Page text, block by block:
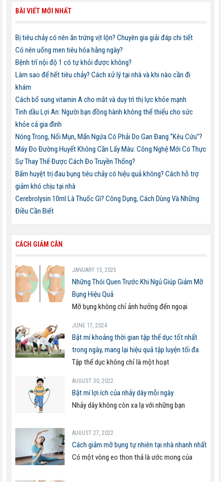
BÀI VIẾT MỚI NHẤT
Bị tiêu chảy có nên ăn trứng vịt lộn? Chuyên gia giải đáp chi tiết
Có nên uống men tiêu hóa hằng ngày?
Bệnh trĩ nội độ 1 có tự khỏi được không?
Làm sao để hết tiêu chảy? Cách xử lý tại nhà và khi nào cần đi
khám
Cách bổ sung vitamin A cho mắt và duy trì thị lực khỏe mạnh
Tinh dầu Lợi An: Người bạn đồng hành không thể thiếu cho sức
khỏe cả gia đình
Nóng Trong, Nổi Mụn, Mẩn Ngứa Có Phải Do Gan Đang “Kêu Cứu”?
Máy Đo Đường Huyết Không Cần Lấy Máu: Công Nghệ Mới Có Thực
Sự Thay Thế Được Cách Đo Truyền Thống?
Bấm huyệt trị đau bụng tiêu chảy có hiệu quả không? Cách hỗ trợ
giảm khó chịu tại nhà
Cerebrolysin 10ml Là Thuốc Gì? Công Dụng, Cách Dùng Và Những
Điều Cần Biết
CÁCH GIẢM CÂN
JANUARY 13, 2025
Những Thói Quen Trước Khi Ngủ Giúp Giảm Mỡ
Bụng Hiệu Quả
Mỡ bụng không chỉ ảnh hưởng đến ngoại
JUNE 17, 2024
Bật mí khoảng thời gian tập thể dục tốt nhất
trong ngày, mang lại hiệu quả tập luyện tối đa
Tập thể dục không chỉ là một hoạt
AUGUST 30, 2022
Bật mí lợi ích của nhảy dây mỗi ngày
Nhảy dây không còn xa lạ với những bạn
AUGUST 27, 2022
Cách giảm mỡ bụng tự nhiên tại nhà nhanh nhất
Có một vòng eo thon thả là ước mong của